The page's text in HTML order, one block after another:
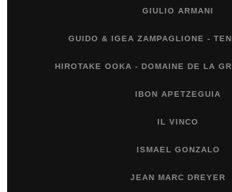
GIULIO ARMANI
GUIDO & IGEA ZAMPAGLIONE -
HIROTAKE OOKA - DOMAINE DE LA
IBON APETZEGUIA
IL VINCO
ISMAEL GONZALO
JEAN MARC DREYER